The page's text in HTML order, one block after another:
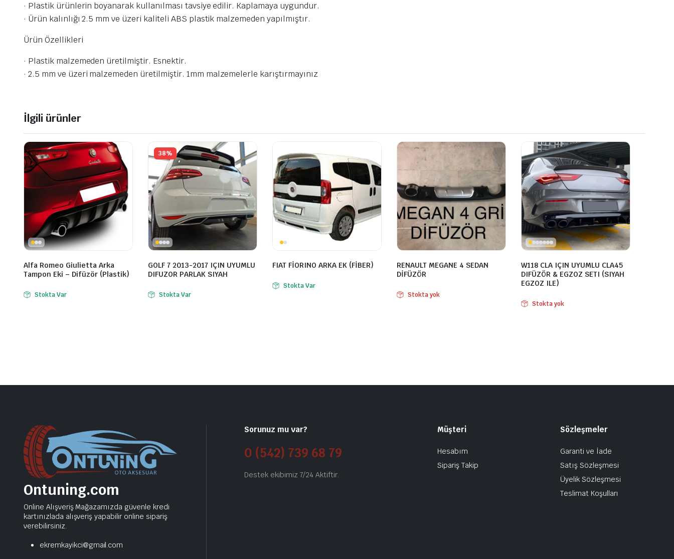
· Plastik ürünlerin boyanarak kullanılması tavsiye edilir. Kaplamaya uygundur.
· Ürün kalınlığı 2.5 mm ve üzeri kaliteli ABS plastik malzemeden yapılmıştır.
Ürün Özellikleri
· Plastik malzemeden üretilmiştir. Esnektir.
· 2.5 mm ve üzeri malzemeden üretilmiştir. 1mm malzemelerle karıştırmayınız
İlgili ürünler
Alfa Romeo Giulietta Arka
Tampon Eki – Difüzör (Plastik)
Stokta Var
38%
GOLF 7 2013-2017 IÇIN UYUMLU
DIFUZOR PARLAK SIYAH
Stokta Var
FIAT FİORINO ARKA EK (FİBER)
Stokta Var
RENAULT MEGANE 4 SEDAN
DİFÜZÖR
Stokta yok
W118 CLA IÇIN UYUMLU CLA45
DIFÜZÖR & EGZOZ SETI (SIYAH
EGZOZ ILE)
Stokta yok
Ontuning.com
Online Alışveriş Mağazamızda güvenle kredi
kartınızlada alışveriş yapabilir online sipariş
verebilirsiniz.
ekremkayikci@gmail.com
Sorunuz mu var?
0 (542) 739 68 79
Destek ekibimiz 7/24 Aktiftir.
Müşteri
Hesabım
Sipariş Takip
Sözleşmeler
Garanti ve İade
Satış Sözleşmesi
Üyelik Sözleşmesi
Teslimat Koşulları